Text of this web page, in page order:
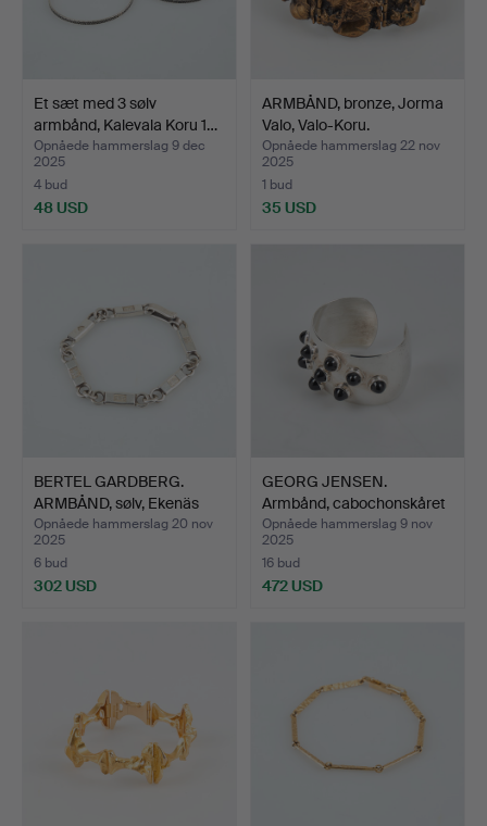
Et sæt med 3 sølv
armbånd, Kalevala Koru 1…
Opnåede hammerslag 9 dec
2025
4 bud
48 USD
ARMBÅND, bronze, Jorma
Valo, Valo-Koru.
Opnåede hammerslag 22 nov
2025
1 bud
35 USD
BERTEL GARDBERG.
ARMBÅND, sølv, Ekenäs
197…
Opnåede hammerslag 20 nov
2025
6 bud
302 USD
GEORG JENSEN.
Armbånd, cabochonskåret
sort…
Opnåede hammerslag 9 nov
2025
16 bud
472 USD